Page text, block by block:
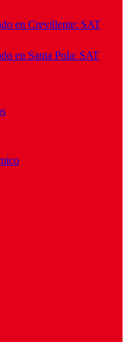
en Crevillente: SAT
en Santa Pola: SAT